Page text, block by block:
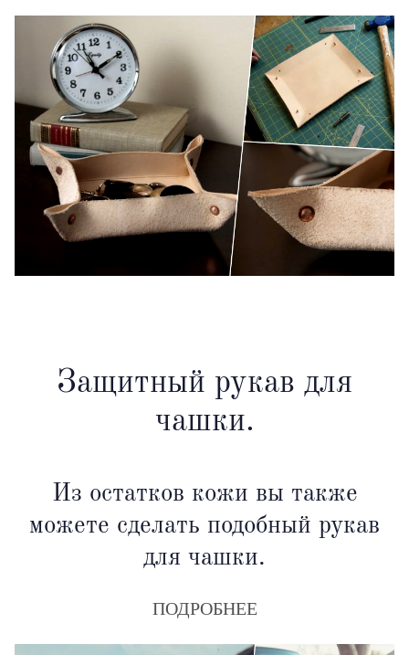
Защитный рукав для
чашки.
Из остатков кожи вы также
можете сделать подобный рукав
для чашки.
ПОДРОБНЕЕ